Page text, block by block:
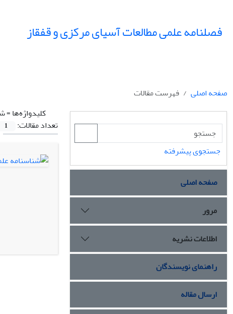
فصلنامه علمی مطالعات آسیای مرکزی و قفقاز
صفحه اصلی
فهرست مقالات
کلیدواژه‌ها =
تعداد مقالات:
1
جستجوی پیشرفته
صفحه اصلی
مرور
اطلاعات نشریه
راهنمای نویسندگان
ارسال مقاله